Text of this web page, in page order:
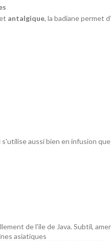
antalgique, la badiane permet
aussi bien en infusion
de l'ile de Java. Subtil,
asiatiques